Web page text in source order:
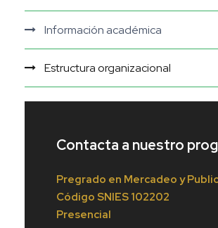
Información académica
Estructura organizacional
Contacta a nuestro
Pregrado en Mercadeo y
Código SNIES 102202
Presencial